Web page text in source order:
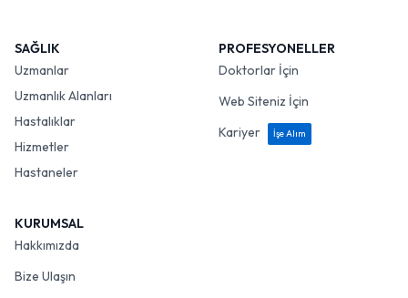
SAĞLIK
Uzmanlar
Uzmanlık Alanları
Hastalıklar
Hizmetler
Hastaneler
PROFESYONELLER
Doktorlar İçin
Web Siteniz İçin
Kariyer
İşe Alım
KURUMSAL
Hakkımızda
Bize Ulaşın